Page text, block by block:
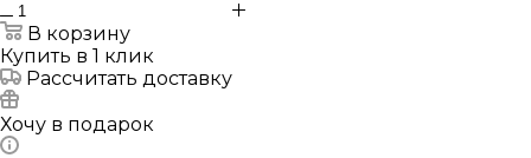
В корзину
Купить в 1 клик
Рассчитать доставку
Хочу в подарок